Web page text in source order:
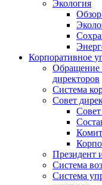
Экология
Обзор
Корпоративное
Обращение
директоров
Система
Совет
Президент
Система
Система